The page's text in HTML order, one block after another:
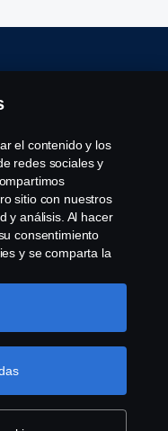
los derechos
el contenido y los
redes sociales y
sitio con nuestros
y análisis. Al hacer
consentimiento
y se comparta la
y
aceptar. Para
su privacidad